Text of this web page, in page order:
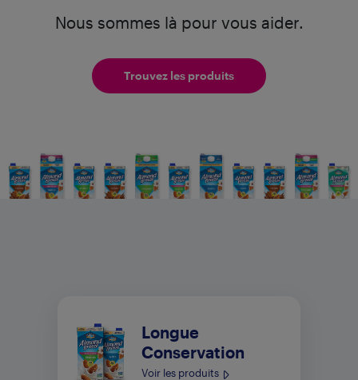
Nous sommes là pour vous aider.
Trouvez les produits
Longue
Conservation
Voir les produits